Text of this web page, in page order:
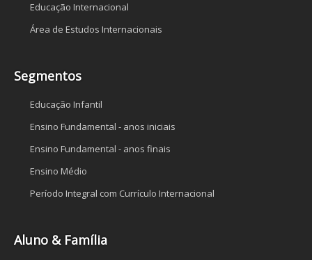
Educação Internacional
Área de Estudos Internacionais
Segmentos
Educação Infantil
Ensino Fundamental - anos iniciais
Ensino Fundamental - anos finais
Ensino Médio
Período Integral com Currículo Internacional
Aluno & Família